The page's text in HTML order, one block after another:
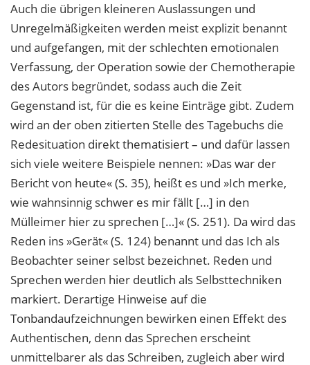
Auch die übrigen kleineren Auslassungen und
Unregelmäßigkeiten werden meist explizit benannt
und aufgefangen, mit der schlechten emotionalen
Verfassung, der Operation sowie der Chemotherapie
des Autors begründet, sodass auch die Zeit
Gegenstand ist, für die es keine Einträge gibt. Zudem
wird an der oben zitierten Stelle des Tagebuchs die
Redesituation direkt thematisiert – und dafür lassen
sich viele weitere Beispiele nennen: »Das war der
Bericht von heute« (S. 35), heißt es und »Ich merke,
wie wahnsinnig schwer es mir fällt […] in den
Mülleimer hier zu sprechen […]« (S. 251). Da wird das
Reden ins »Gerät« (S. 124) benannt und das Ich als
Beobachter seiner selbst bezeichnet. Reden und
Sprechen werden hier deutlich als Selbsttechniken
markiert. Derartige Hinweise auf die
Tonbandaufzeichnungen bewirken einen Effekt des
Authentischen, denn das Sprechen erscheint
unmittelbarer als das Schreiben, zugleich aber wird